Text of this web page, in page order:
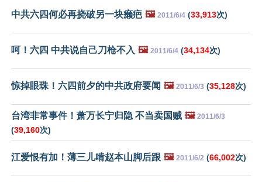
中共六四何必再挠破另一块癞疤 🖼️ 2011/6/4 (33,913次)
呵！六四 中共说自己刀枪不入 🖼️ 2011/6/4 (34,134次)
惊掉眼珠！六四前夕的中共政府要闻 🖼️ 2011/6/3 (35,128次)
台湾非常事件！萧万长宁归隐 不当卖国贼 🖼️ 2011/6/3
(39,160次)
江爱恨有加！薄三儿啃赵本山脚后跟 🖼️ 2011/6/2 (66,002次)